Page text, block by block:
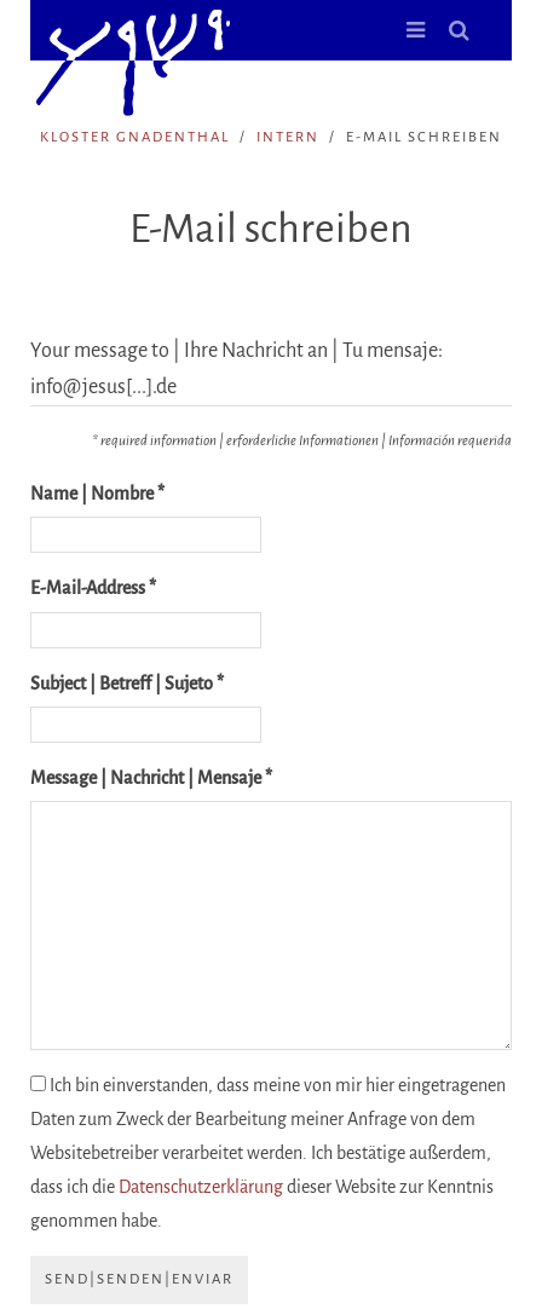
KLOSTER GNADENTHAL INTERN E-MAIL SCHREIBEN
E-Mail schreiben
Your message to | Ihre Nachricht an | Tu mensaje:
info@jesus[...].de
* required information | erforderliche Informationen | Información requerida
Name | Nombre *
E-Mail-Address *
Subject | Betreff | Sujeto *
Message | Nachricht | Mensaje *
Ich bin einverstanden, dass meine von mir hier eingetragenen
Daten zum Zweck der Bearbeitung meiner Anfrage von dem
Websitebetreiber verarbeitet werden. Ich bestätige außerdem,
dass ich die Datenschutzerklärungdieser Website zur Kenntnis
genommen habe.
SEND|SENDEN|ENVIAR